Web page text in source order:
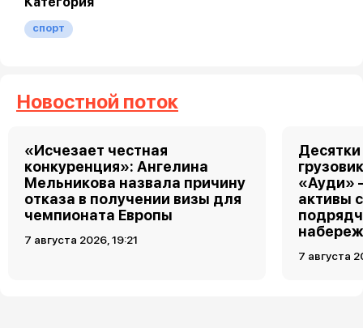
спорт
Новостной поток
«Исчезает честная
конкуренция»: Ангелина
Мельникова назвала причину
отказа в получении визы для
чемпионата Европы
7 августа 2026, 19:21
«Ауди»
активы
7 августа